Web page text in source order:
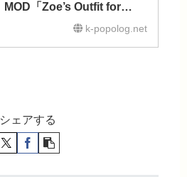
MOD「Zoe’s Outfit for
k-popolog.net
シェアする